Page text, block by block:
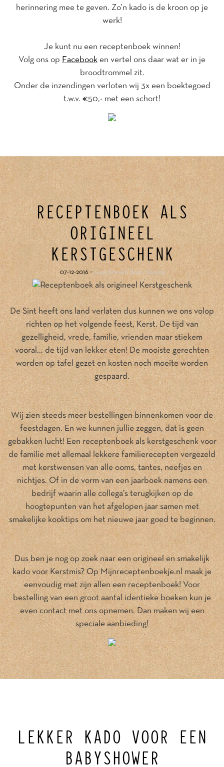
herinnering mee te geven. Zo’n kado is de kroon op je
werk!
Je kunt nu een receptenboek winnen!
Volg ons op Facebook en vertel ons daar wat er in je
broodtrommel zit.
Onder de inzendingen verloten wij 3x een boektegoed
t.w.v. €50,- met een schort!
RECEPTENBOEK ALS
ORIGINEEL
KERSTGESCHENK
07-12-2016- Geschreven door: Jessica
De Sint heeft ons land verlaten dus kunnen we ons volop
richten op het volgende feest, Kerst. De tijd van
gezelligheid, vrede, familie, vrienden maar stiekem
vooral... de tijd van lekker eten! De mooiste gerechten
worden op tafel gezet en kosten noch moeite worden
gespaard.
Wij zien steeds meer bestellingen binnenkomen voor de
feestdagen. En we kunnen jullie zeggen, dat is geen
gebakken lucht! Een receptenboek als kerstgeschenk voor
de familie met allemaal lekkere familierecepten vergezeld
met kerstwensen van alle ooms, tantes, neefjes en
nichtjes. Of in de vorm van een jaarboek namens een
bedrijf waarin alle collega’s terugkijken op de
hoogtepunten van het afgelopen jaar samen met
smakelijke kooktips om het nieuwe jaar goed te beginnen.
Dus ben je nog op zoek naar een origineel en smakelijk
kado voor Kerstmis? Op Mijnreceptenboekje.nl maak je
eenvoudig met zijn allen een receptenboek! Voor
bestelling van een groot aantal identieke boeken kun je
even contact met ons opnemen. Dan maken wij een
speciale aanbieding!
LEKKER KADO VOOR EEN
BABYSHOWER